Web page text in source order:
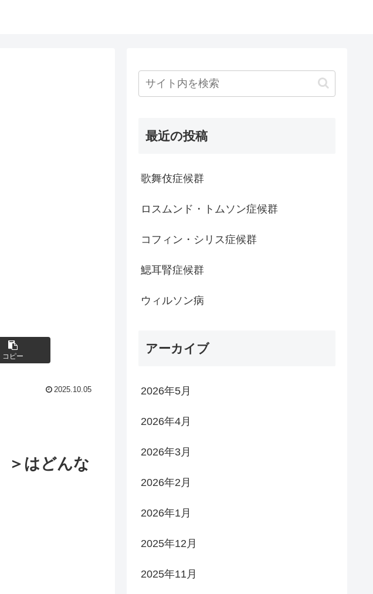
コピー
2025.10.05
＞はどんな
最近の投稿
歌舞伎症候群
ロスムンド・トムソン症候群
コフィン・シリス症候群
鰓耳腎症候群
ウィルソン病
アーカイブ
2026年5月
2026年4月
2026年3月
2026年2月
2026年1月
2025年12月
2025年11月